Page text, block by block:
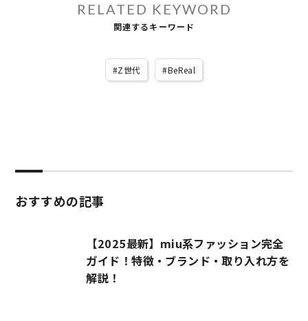
RELATED KEYWORD
関連するキーワード
Z世代 BeReal
おすすめの記事
【2025最新】miu系ファッション完全
ガイド！特徴・ブランド・取り入れ方を
解説！